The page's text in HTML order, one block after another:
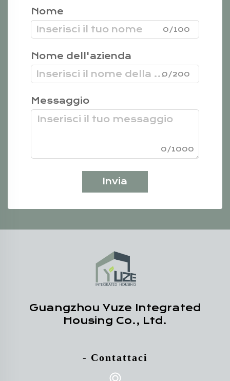
Nome
0/100
Nome dell'azienda
0/200
Messaggio
0/1000
Invia
Guangzhou Yuze Integrated
Housing Co., Ltd.
- Contattaci